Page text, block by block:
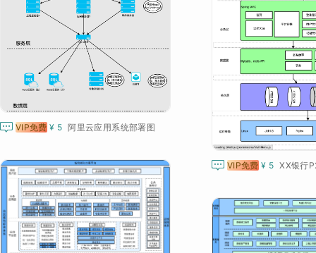
 VIP免费 ¥ 5 阿里云应用系统部署图
 VIP免费 ¥ 5